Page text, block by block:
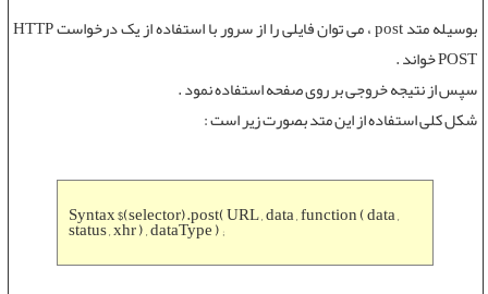
بوسیلهمتد post
، می توان فایلی را از سرور با استفاده از یک درخواست HTTP
POST خواند .
سپس از نتیجه خروجی بر روی صفحه استفاده نمود .
شکل کلی استفاده از این متد بصورت زیر است :
Syntax $(selector).post( URL , data , function ( data ,
status , xhr ) , dataType ) ;